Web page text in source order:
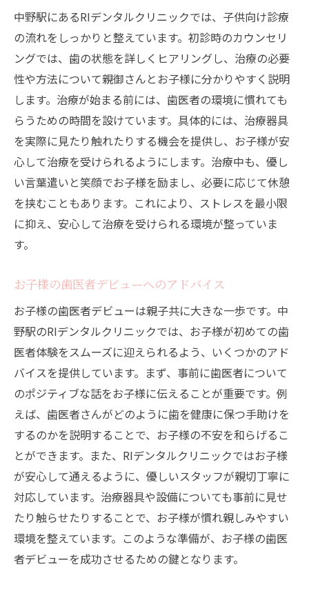
初診時の特別対応プログラム
初めての歯医者が怖くない中野駅のRIデンタル
クリニックの秘密
優れたコミュニケーション技術
恐怖心を和らげるカウンセリング
遊びながら学べる教育プログラム
お子様と一緒に器具を見て触れる
初診時の体験談と成功例
スタッフの温かい対応が安心感を提供
歯医者が初めてでも大丈夫中野駅RIデンタルク
治療前の準備と心構え
親子で学べる歯科教育
お子様のためのリラックス方法
不安を解消するためのアドバイス
定期検診の重要性とその内容
お子様の歯を守る中野駅RIデンタルクリニック
の予防ケア
定期的な検診の重要性
予防ケアの具体的な内容
虫歯予防のための家庭でのケア
フッ素塗布の効果と安全性
健康な歯を保つための食事のポイント
お子様のための歯磨き指導
中野駅にあるRIデンタルクリニックでは、子供向け診療
の流れをしっかりと整えています。初診時のカウンセリ
ングでは、歯の状態を詳しくヒアリングし、治療の必要
性や方法について親御さんとお子様に分かりやすく説明
します。治療が始まる前には、歯医者の環境に慣れても
らうための時間を設けています。具体的には、治療器具
を実際に見たり触れたりする機会を提供し、お子様が安
心して治療を受けられるようにします。治療中も、優し
い言葉遣いと笑顔でお子様を励まし、必要に応じて休憩
を挟むこともあります。これにより、ストレスを最小限
に抑え、安心して治療を受けられる環境が整っていま
す。
お子様の歯医者デビューへのアドバイス
お子様の歯医者デビューは親子共に大きな一歩です。中
野駅のRIデンタルクリニックでは、お子様が初めての歯
医者体験をスムーズに迎えられるよう、いくつかのアド
バイスを提供しています。まず、事前に歯医者について
のポジティブな話をお子様に伝えることが重要です。例
えば、歯医者さんがどのように歯を健康に保つ手助けを
するのかを説明することで、お子様の不安を和らげるこ
とができます。また、RIデンタルクリニックではお子様
が安心して通えるように、優しいスタッフが親切丁寧に
対応しています。治療器具や設備についても事前に見せ
たり触らせたりすることで、お子様が慣れ親しみやすい
環境を整えています。このような準備が、お子様の歯医
者デビューを成功させるための鍵となります。